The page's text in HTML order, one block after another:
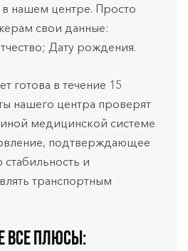
в нашем центре. Просто
свои данные:
Дату рождения.
готова в течение 15
нашего центра проверят
медицинской системе
подтверждающее
и
транспортным
все плюсы: